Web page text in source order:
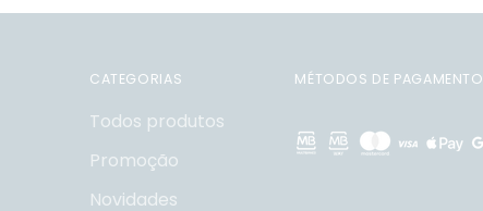
CATEGORIAS
Todos produtos
Promoção
Novidades
MÉTODOS DE PAGAMENTO